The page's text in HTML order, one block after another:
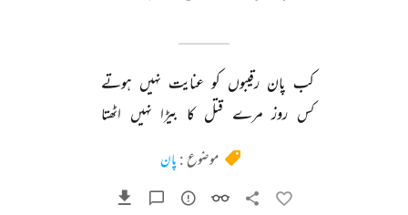
کب پان رقیبوں کو عنایت نہیں ہوتے
کس روز مرے قتل کا بیڑا نہیں اٹھتا
موضوع : پان